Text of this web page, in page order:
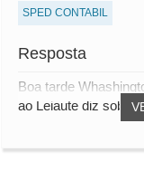
SPED CONTABIL
Resposta
Boa tarde
ao Leiaute diz sobre